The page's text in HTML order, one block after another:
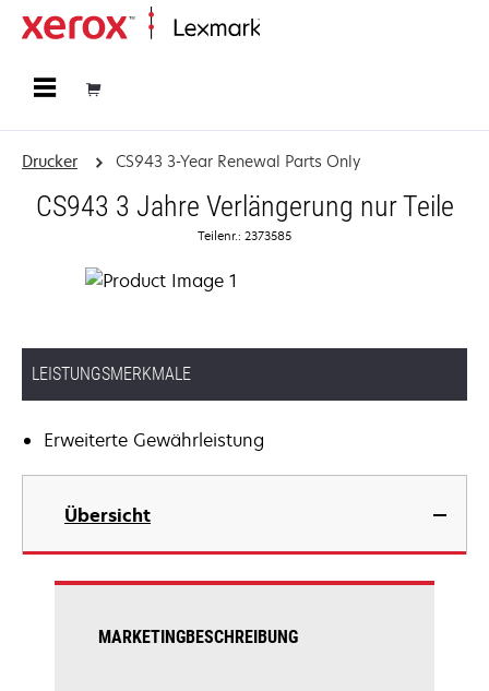
Drucker CS943 3-Year Renewal Parts Only
CS943 3 Jahre Verlängerung nur Teile
Teilenr.: 2373585
LEISTUNGSMERKMALE
Erweiterte Gewährleistung
Übersicht
MARKETINGBESCHREIBUNG